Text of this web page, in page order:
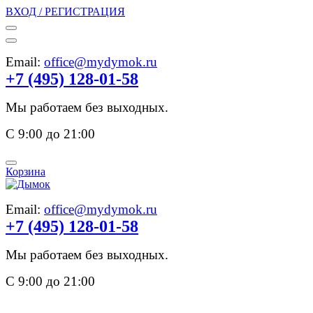
ВХОД / РЕГИСТРАЦИЯ
Email: office@mydymok.ru
+7 (495) 128-01-58
Мы работаем без выходных.
С 9:00 до 21:00
Корзина
Email: office@mydymok.ru
+7 (495) 128-01-58
Мы работаем без выходных.
С 9:00 до 21:00